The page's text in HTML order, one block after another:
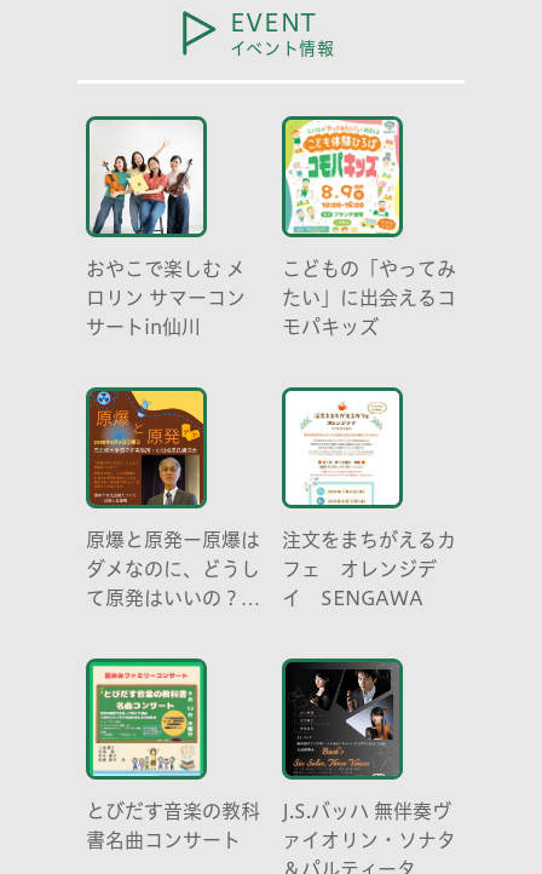
EVENT
イベント情報
おやこで楽しむ メ
ロリン サマーコン
サートin仙川
こどもの「やってみ
たい」に出会えるコ
モパキッズ
原爆と原発ー原爆は
ダメなのに、どうし
て原発はいいの？
験所・小出裕章氏講
演会
注文をまちがえるカ
フェ オレンジデ
イ SENGAWA
とびだす音楽の教科
書名曲コンサート
J.S.バッハ 無伴奏ヴ
ァイオリン・ソナタ
＆パルティータ 全